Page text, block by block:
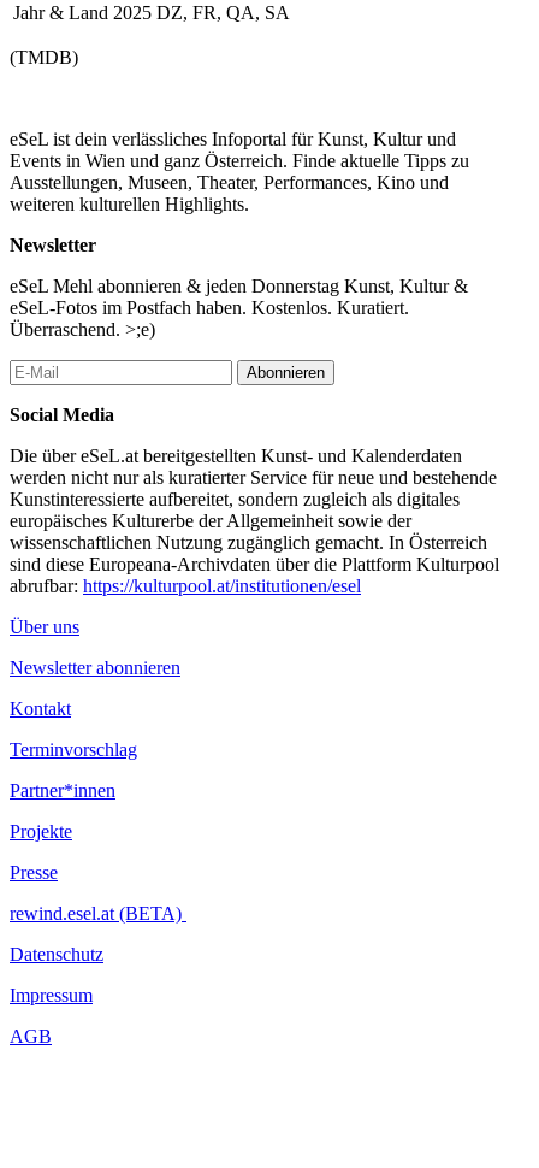
Jahr & Land 2025 DZ, FR, QA, SA
(TMDB)
eSeL ist dein verlässliches Infoportal für Kunst, Kultur und
Events in Wien und ganz Österreich. Finde aktuelle Tipps zu
Ausstellungen, Museen, Theater, Performances, Kino und
weiteren kulturellen Highlights.
Newsletter
eSeL Mehl abonnieren & jeden Donnerstag Kunst, Kultur &
eSeL-Fotos im Postfach haben. Kostenlos. Kuratiert.
Überraschend. >;e)
Abonnieren
Social Media
Die über eSeL.at bereitgestellten Kunst- und Kalenderdaten
werden nicht nur als kuratierter Service für neue und bestehende
Kunstinteressierte aufbereitet, sondern zugleich als digitales
europäisches Kulturerbe der Allgemeinheit sowie der
wissenschaftlichen Nutzung zugänglich gemacht. In Österreich
sind diese Europeana-Archivdaten über die Plattform Kulturpool
abrufbar: https://kulturpool.at/institutionen/esel
Über uns
Newsletter abonnieren
Kontakt
Terminvorschlag
Partner*innen
Projekte
Presse
rewind.esel.at (BETA)
Datenschutz
Impressum
AGB